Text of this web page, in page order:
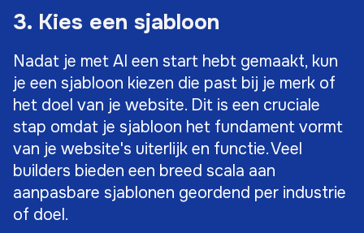
3. Kies een sjabloon
Nadat je met AI een start hebt gemaakt, kun
je een sjabloon kiezen die past bij je merk of
het doel van je website. Dit is een cruciale
stap omdat je sjabloon het fundament vormt
van je website's uiterlijk en functie. Veel
builders bieden een breed scala aan
aanpasbare sjablonen geordend per industrie
of doel.